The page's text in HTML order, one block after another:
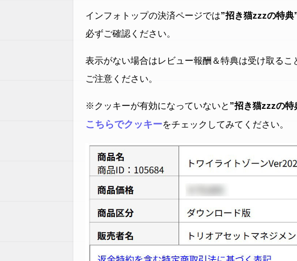
インフォトップの決済ページでは”招き猫zzzの特典
必ずご確認ください。
表示がない場合はレビュー報酬＆特典は受け取るこ
ご注意ください。
※クッキーが有効になっていないと ”招き猫zzzの特
こちらでクッキーをチェックしてみてください。